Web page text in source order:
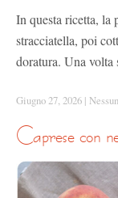
In questa ricetta, la
stracciatella, poi
doratura. Una volta
Giugno 27, 2026 |
caprese con